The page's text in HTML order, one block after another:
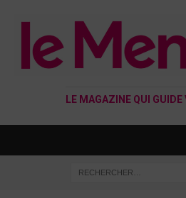
LE MAGAZINE QUI GUIDE